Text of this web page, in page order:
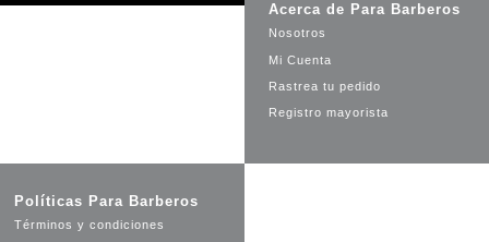
Acerca de Para Barberos
Nosotros
Mi Cuenta
Rastrea tu pedido
Registro mayorista
Políticas Para Barberos
Términos y condiciones